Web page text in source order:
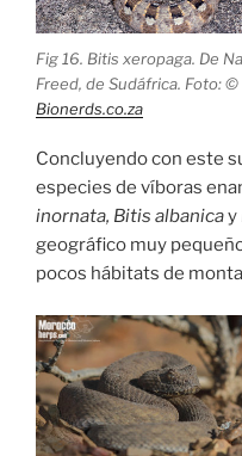
Fig 16. Bitis xeropaga. De
Freed, de Sudáfrica. Foto:
Bionerds.co.za
Concluyendo con este
especies de víboras
inornata, Bitis albanicay
geográfico muy
pocos hábitats de